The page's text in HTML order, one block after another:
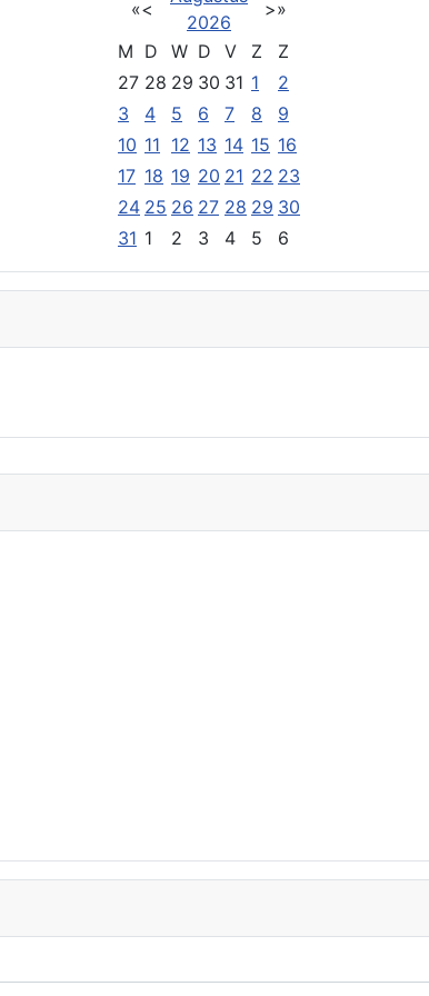
«<
2026
>»
M D W D V Z
Z
27 28 29 30 31 1
2
3
4 5 6 7 8
9
10 11 12 13 14 15 16
17 18 19 20 21 22 23
24 25 26 27 28 29 30
31 1 2 3 4 5 6